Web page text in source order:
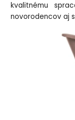
kvalitnému
novorodencov aj